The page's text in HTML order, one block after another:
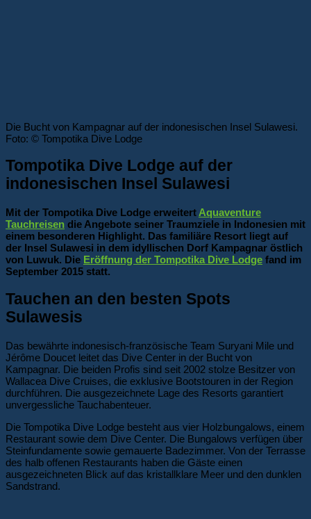
Die Bucht von Kampagnar auf der indonesischen Insel Sulawesi.
Foto: © Tompotika Dive Lodge
Tompotika Dive Lodge auf der
indonesischen Insel Sulawesi
Mit der Tompotika Dive Lodge erweitert Aquaventure
Tauchreisen die Angebote seiner Traumziele in Indonesien mit
einem besonderen Highlight. Das familiäre Resort liegt auf
der Insel Sulawesi in dem idyllischen Dorf Kampagnar östlich
von Luwuk. Die Eröffnung der Tompotika Dive Lodge fand im
September 2015 statt.
Tauchen an den besten Spots
Sulawesis
Das bewährte indonesisch-französische Team Suryani Mile und
Jérôme Doucet leitet das Dive Center in der Bucht von
Kampagnar. Die beiden Profis sind seit 2002 stolze Besitzer von
Wallacea Dive Cruises, die exklusive Bootstouren in der Region
durchführen. Die ausgezeichnete Lage des Resorts garantiert
unvergessliche Tauchabenteuer.
Die Tompotika Dive Lodge besteht aus vier Holzbungalows, einem
Restaurant sowie dem Dive Center. Die Bungalows verfügen über
Steinfundamente sowie gemauerte Badezimmer. Von der Terrasse
des halb offenen Restaurants haben die Gäste einen
ausgezeichneten Blick auf das kristallklare Meer und den dunklen
Sandstrand.